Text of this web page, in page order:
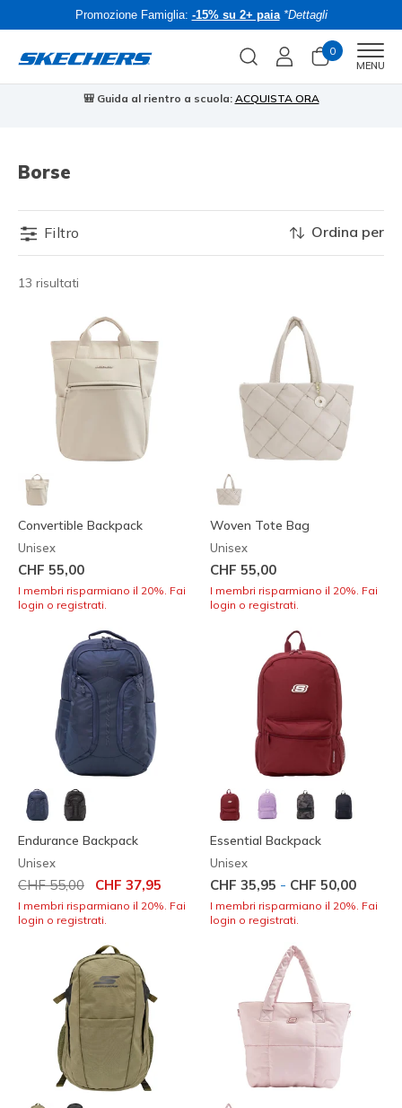
Promozione Famiglia: -15% su 2+ paia *Dettagli
0
MENU
🎒 Guida al rientro a scuola: ACQUISTA ORA
Borse
Filtro
13 risultati
Ordina per
Convertible Backpack
Unisex
CHF 55,00
I membri risparmiano il 20%. Fai
login o registrati.
Woven Tote Bag
Unisex
CHF 55,00
I membri risparmiano il 20%. Fai
login o registrati.
Endurance Backpack
Unisex
Prezzo ridotto da
CHF 55,00 per
CHF 37,95
I membri risparmiano il 20%. Fai
login o registrati.
Essential Backpack
Unisex
CHF 35,95 - CHF 50,00
I membri risparmiano il 20%. Fai
login o registrati.